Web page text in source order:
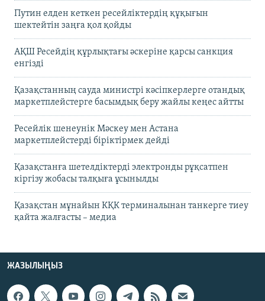
Путин елден кеткен ресейліктердің құқығын
шектейтін заңға қол қойды
АҚШ Ресейдің құрлықтағы әскеріне қарсы санкция
енгізді
Қазақстанның сауда министрі кәсіпкерлерге отандық
маркетплейстерге басымдық беру жайлы кеңес айтты
Ресейлік шенеунік Мәскеу мен Астана
маркетплейстерді біріктірмек дейді
Қазақстанға шетелдіктерді электронды рұқсатпен
кіргізу жобасы талқыға ұсынылды
Қазақстан мұнайын КҚК терминалынан танкерге тиеу
қайта жалғасты – медиа
ЖАЗЫЛЫҢЫЗ